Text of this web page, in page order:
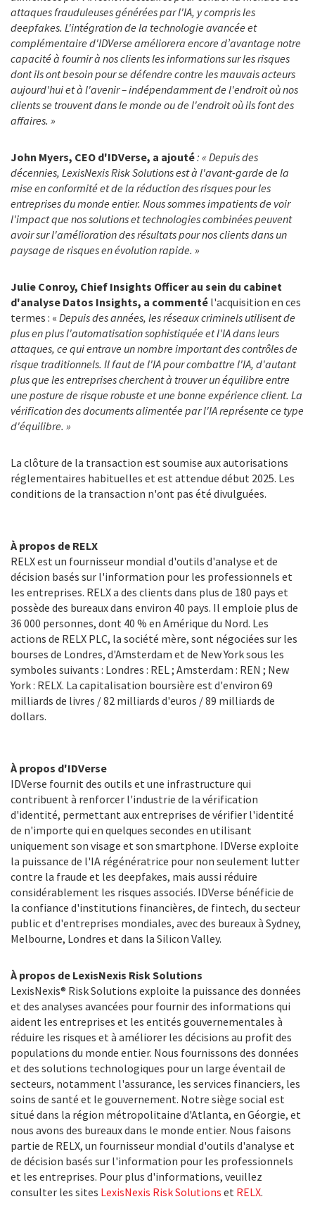
attaques frauduleuses générées par l'IA, y compris les
deepfakes. L'intégration de la technologie avancée et
complémentaire d'IDVerse améliorera encore d’avantage notre
capacité à fournir à nos clients les informations sur les risques
dont ils ont besoin pour se défendre contre les mauvais acteurs
aujourd'hui et à l'avenir – indépendamment de l'endroit où nos
clients se trouvent dans le monde ou de l'endroit où ils font des
affaires. »
John Myers, CEO d'IDVerse, a ajouté: « Depuis des
décennies, LexisNexis Risk Solutions est à l'avant-garde de la
mise en conformité et de la réduction des risques pour les
entreprises du monde entier. Nous sommes impatients de voir
l'impact que nos solutions et technologies combinées peuvent
avoir sur l'amélioration des résultats pour nos clients dans un
paysage de risques en évolution rapide. »
Julie Conroy, Chief Insights Officer au sein du cabinet
d'analyse Datos Insights, a commenté l'acquisition en ces
termes : « Depuis des années, les réseaux criminels utilisent de
plus en plus l'automatisation sophistiquée et l'IA dans leurs
attaques, ce qui entrave un nombre important des contrôles de
risque traditionnels. Il faut de l'IA pour combattre l'IA, d'autant
plus que les entreprises cherchent à trouver un équilibre entre
une posture de risque robuste et une bonne expérience client. La
vérification des documents alimentée par l'IA représente ce type
d'équilibre. »
La clôture de la transaction est soumise aux autorisations
réglementaires habituelles et est attendue début 2025. Les
conditions de la transaction n'ont pas été divulguées.
À propos de RELX
RELX est un fournisseur mondial d'outils d'analyse et de
décision basés sur l'information pour les professionnels et
les entreprises. RELX a des clients dans plus de 180 pays et
possède des bureaux dans environ 40 pays. Il emploie plus de
36 000 personnes, dont 40 % en Amérique du Nord. Les
actions de RELX PLC, la société mère, sont négociées sur les
bourses de Londres, d'Amsterdam et de New York sous les
symboles suivants : Londres : REL ; Amsterdam : REN ; New
York : RELX. La capitalisation boursière est d'environ 69
milliards de livres / 82 milliards d'euros / 89 milliards de
dollars.
À propos d'IDVerse
IDVerse fournit des outils et une infrastructure qui
contribuent à renforcer l'industrie de la vérification
d'identité, permettant aux entreprises de vérifier l'identité
de n'importe qui en quelques secondes en utilisant
uniquement son visage et son smartphone. IDVerse exploite
la puissance de l'IA régénératrice pour non seulement lutter
contre la fraude et les deepfakes, mais aussi réduire
considérablement les risques associés. IDVerse bénéficie de
la confiance d'institutions financières, de fintech, du secteur
public et d'entreprises mondiales, avec des bureaux à Sydney,
Melbourne, Londres et dans la Silicon Valley.
À propos de LexisNexis Risk Solutions
LexisNexis® Risk Solutions exploite la puissance des données
et des analyses avancées pour fournir des informations qui
aident les entreprises et les entités gouvernementales à
réduire les risques et à améliorer les décisions au profit des
populations du monde entier. Nous fournissons des données
et des solutions technologiques pour un large éventail de
secteurs, notamment l'assurance, les services financiers, les
soins de santé et le gouvernement. Notre siège social est
situé dans la région métropolitaine d'Atlanta, en Géorgie, et
nous avons des bureaux dans le monde entier. Nous faisons
partie de RELX, un fournisseur mondial d'outils d'analyse et
de décision basés sur l'information pour les professionnels
et les entreprises. Pour plus d'informations, veuillez
consulter les sites LexisNexis Risk Solutions et RELX.